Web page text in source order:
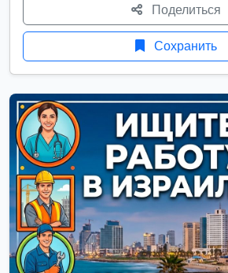
Поделиться
Сохранить